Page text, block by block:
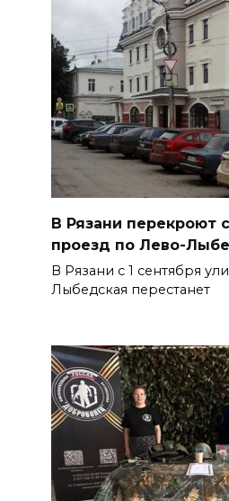
В Рязани перекроют
проезд по Лево-
В Рязани с 1 сентября
Лыбедская перестанет